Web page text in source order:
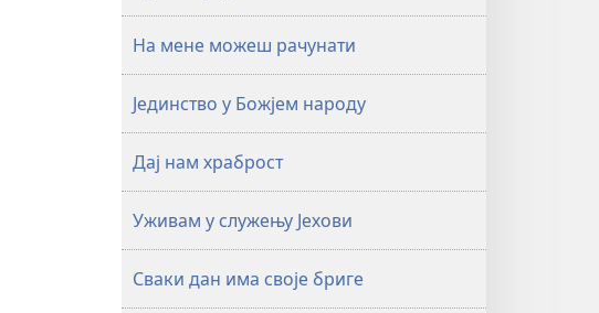
На мене можеш рачунати
Јединство у Божјем народу
Дај нам храброст
Уживам у служењу Јехови
Сваки дан има своје бриге